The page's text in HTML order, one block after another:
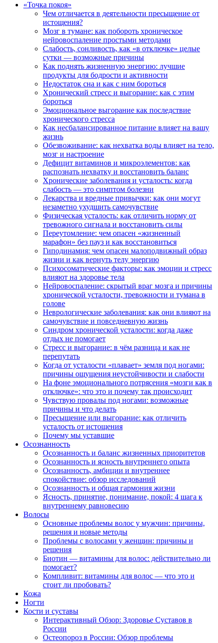
«Точка покоя»
Чем отличается в деятельности пресыщение от
истощения?
Мозг в тумане: как побороть хроническое
нейровоспаление простыми методами
Слабость, сонливость, как «в отключке» целые
сутки — возможные причины
Как поднять жизненную энергию: лучшие
продукты для бодрости и активности
Недостаток сна и как с ним бороться
Хронический стресс и выгорание: как с этим
бороться
Эмоциональное выгорание как последствие
хронического стресса
Как несбалансированное питание влияет на вашу
жизнь
Обезвоживание: как нехватка воды влияет на тело,
мозг и настроение
Дефицит витаминов и микроэлементов: как
распознать нехватку и восстановить баланс
Хронические заболевания и усталость: когда
слабость — это симптом болезни
Лекарства и вредные привычки: как они могут
незаметно ухудшить самочувствие
Физическая усталость: как отличить норму от
тревожного сигнала и восстановить силы
Переутомление: чем опасен «жизненный
марафон» без пауз и как восстановиться
Гиподинамия: чем опасен малоподвижный образ
жизни и как вернуть телу энергию
Психосоматические факторы: как эмоции и стресс
влияют на здоровье тела
Нейровоспаление: скрытый враг мозга и причины
хронической усталости, тревожности и тумана в
голове
Неврологические заболевания: как они влияют на
самочувствие и повседневную жизнь
Синдром хронической усталости: когда даже
отдых не помогает
Стресс и выгорание: в чём разница и как не
перепутать
Когда от усталости «плавает» земля под ногами:
причины ощущения неустойчивости и слабости
На фоне эмоционального потрясения «мозги как в
отключке»: что это и почему так происходит
Чувствую провалы под ногами: возможные
причины и что делать
Пресыщение или выгорание: как отличить
усталость от истощения
Почему мы уставшие
Осознанность
Осознанность и баланс жизненных приоритетов
Осознанность и ясность внутреннего опыта
Осознанность, амбиции и внутреннее
спокойствие: обзор исследований
Осознанность и общая гармония жизни
Ясность, принятие, понимание, покой: 4 шага к
внутреннему равновесию
Волосы
Основные проблемы волос у мужчин: причины,
решения и новые методы
Проблемы с волосами у женщин: причины и
решения
Биотин — витамины для волос: действительно ли
помогает?
Компливит: витамины для волос — что это и
стоит ли пробовать?
Кожа
Ногти
Кости и суставы
Интерактивный Обзор: Здоровье Суставов в
России
Остеопороз в России: Обзор проблемы